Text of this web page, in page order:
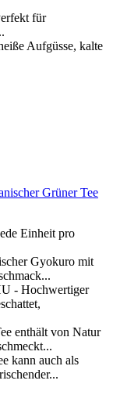
für
Aufgüsse, kalte
Grüner Tee
Einheit pro
Gyokuro mit
- Hochwertiger
enthält von Natur
kann auch als